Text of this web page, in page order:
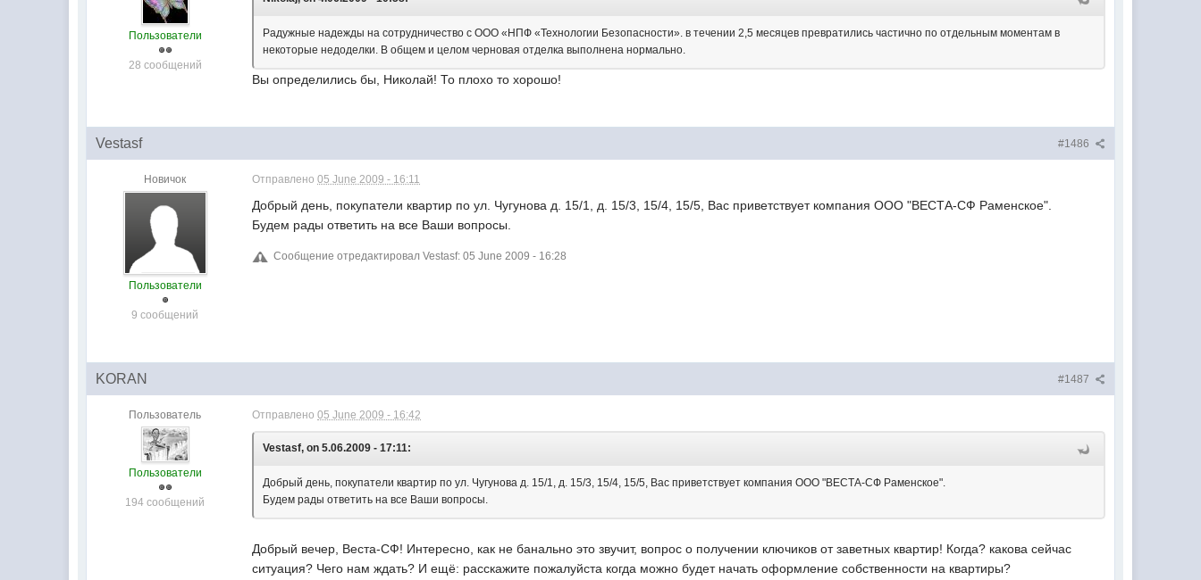
Пользователи
28 сообщений
Радужные надежды на сотрудничество с ООО «НПФ «Технологии Безопасности». в течении 2,5 месяцев превратились частично по отдельным моментам в
некоторые недоделки. В общем и целом черновая отделка выполнена нормально.
Вы определились бы, Николай! То плохо то хорошо!
#1486
Vestasf
Новичок
Пользователи
9 сообщений
Отправлено05 June 2009 - 16:11
Добрый день, покупатели квартир по ул. Чугунова д. 15/1, д. 15/3, 15/4, 15/5, Вас приветствует компания ООО "ВЕСТА-СФ Раменское".
Будем рады ответить на все Ваши вопросы.
Сообщение отредактировал Vestasf: 05 June 2009 - 16:28
#1487
KORAN
Пользователь
Пользователи
194 сообщений
Отправлено05 June 2009 - 16:42
Vestasf, on 5.06.2009 - 17:11:
Добрый день, покупатели квартир по ул. Чугунова д. 15/1, д. 15/3, 15/4, 15/5, Вас приветствует компания ООО "ВЕСТА-СФ Раменское".
Будем рады ответить на все Ваши вопросы.
Добрый вечер, Веста-СФ! Интересно, как не банально это звучит, вопрос о получении ключиков от заветных квартир! Когда? какова сейчас
ситуация? Чего нам ждать? И ещё: расскажите пожалуйста когда можно будет начать оформление собственности на квартиры?